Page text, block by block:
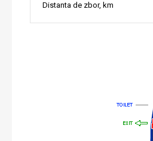
Distanta de zbor, km